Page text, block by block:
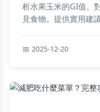
析水果玉米的GI值、
見食物。提供實用建
2025-12-20